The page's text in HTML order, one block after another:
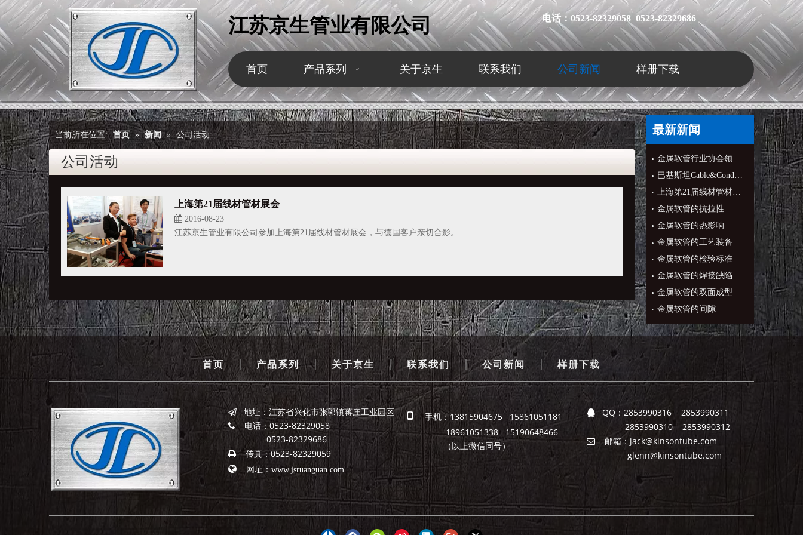
江苏京生管业有限公司 电话：0523-82329058 0523-82329686
首页 产品系列 关于京生 联系我们 公司新闻 样册下载
当前所在位置: 首页 » 新闻 » 公司活动
公司活动
上海第21届线材管材展会
2016-08-23
江苏京生管业有限公司参加上海第21届线材管材展会，与德国客户亲切合影。
最新新闻
金属软管行业协会领导来公司指导
巴基斯坦Cable&Conduit公司CEO来公司
上海第21届线材管材展会
金属软管的抗拉性
金属软管的热影响
金属软管的工艺装备
金属软管的检验标准
金属软管的焊接缺陷
金属软管的双面成型
金属软管的间隙
首页 | 产品系列 | 关于京生 | 联系我们 | 公司新闻 | 样册下载
 地址：江苏省兴化市张郭镇蒋庄工业园区
电话：0523-82329058
0523-82329686
传真：0523-82329059
 网址： www.jsruanguan.com

手机：13815904675 15861051181
18961051338 15190648466
（以上微信同号）
 QQ： 2853990316 2853990311
2853990310 2853990312
 邮箱： jack@kinsontube.com
glenn@kinsontube.com